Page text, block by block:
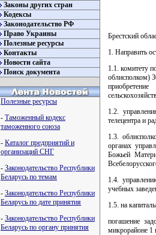
Законы других стран
Кодексы
Законодательство РФ
Право Украины
Полезные ресурсы
Контакты
Новости сайта
Поиск документа
Полезные ресурсы
- Таможенный кодекс
таможенного союза
- Каталог предприятий и
организаций СНГ
- Законодательство Республики
Беларусь по темам
- Законодательство Республики
Беларусь по дате принятия
- Законодательство Республики
Беларусь по органу принятия
Брестский
1. Направить
1.1. комитету
облисполком)
1.2.
телецентра и
1.3.
органах
Божьей
1.4.
учебных
1.5. на
погашение
микрорайоне 1